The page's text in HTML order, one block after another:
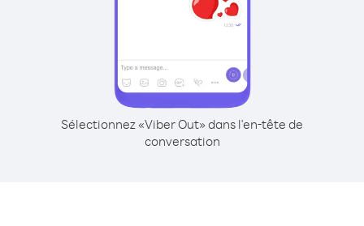
Sélectionnez «Viber Out» dans l'en-tête de
conversation